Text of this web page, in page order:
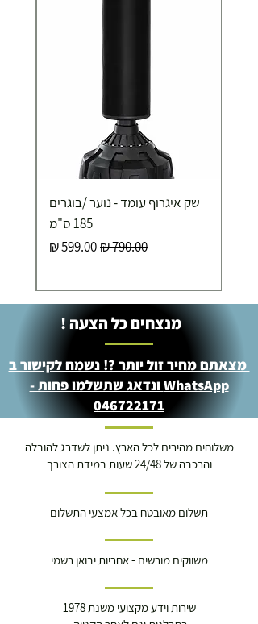
שק איגרוף עומד - נוער /בוגרים
185 ס"מ
מחיר רגילמחיר מבצע
מנצחים כל הצעה !
מצאתם מחיר זול יותר ?! נשמח לקישור ב
WhatsApp ונדאג שתשלמו פחות -
046722171
משלוחים מהירים לכל הארץ. ניתן לשדרג להובלה
והרכבה של 24/48 שעות במידת הצורך
תשלום מאובטח בכל אמצעי התשלום
משווקים מורשים - אחריות יבואן רשמי
שירות וידע מקצועי משנת 1978